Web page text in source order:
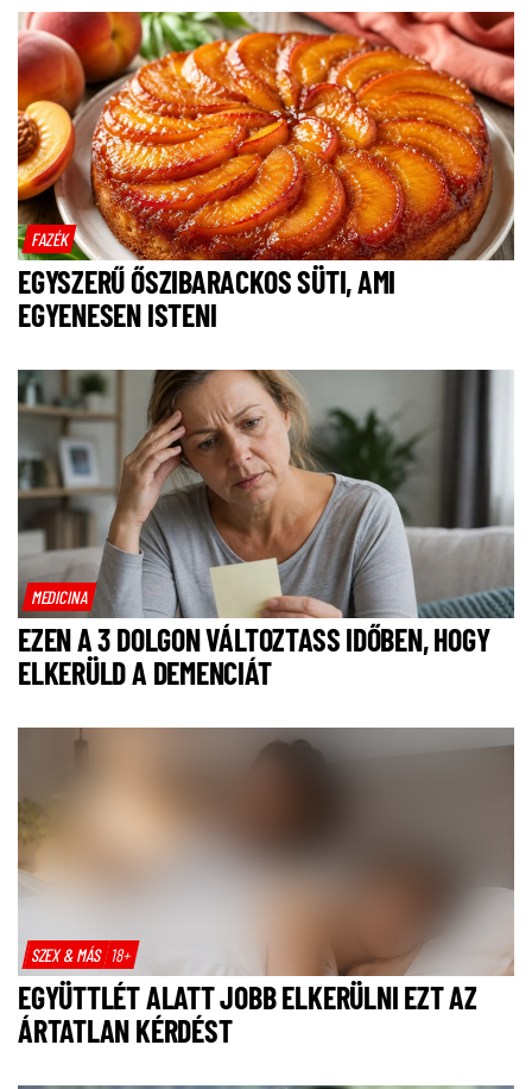
FAZÉK
EGYSZERŰ ŐSZIBARACKOS SÜTI, AMI
EGYENESEN ISTENI
MEDICINA
EZEN A 3 DOLGON VÁLTOZTASS IDŐBEN, HOGY
ELKERÜLD A DEMENCIÁT
SZEX & MÁS 18+
EGYÜTTLÉT ALATT JOBB ELKERÜLNI EZT AZ
ÁRTATLAN KÉRDÉST